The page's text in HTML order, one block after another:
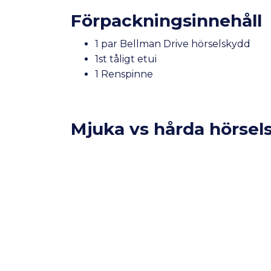
Förpackningsinnehåll
1 par Bellman Drive hörselskydd
1st tåligt etui
1 Renspinne
Mjuka vs hårda